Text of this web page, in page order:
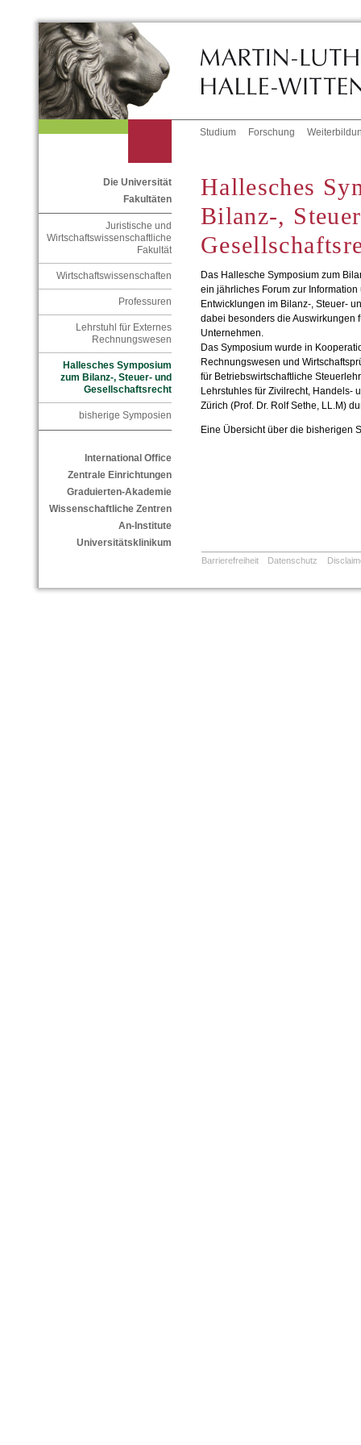
Studium Forschung
Die Universität
Fakultäten
Juristische und
Wirtschaftswissenschaftliche
Fakultät
Wirtschaftswissenschaften
Professuren
Lehrstuhl für Externes
Rechnungswesen
Hallesches Symposium
zum Bilanz-, Steuer- und
Gesellschaftsrecht
bisherige Symposien
International Office
Zentrale Einrichtungen
Graduierten-Akademie
Wissenschaftliche Zentren
An-Institute
Universitätsklinikum
Hallesches
Bilanz-,
Das Hallesche Symposium zum
ein jährliches Forum zur
Entwicklungen im Bilanz-, Steuer-
dabei besonders die Auswirkungen
Unternehmen.
Das Symposium wurde in
Rechnungswesen und
für Betriebswirtschaftliche
Lehrstuhles für Zivilrecht, Handels-
Zürich (Prof. Dr. Rolf Sethe, LL.M)
Eine Übersicht über die bisherigen
Barrierefreiheit Datenschutz